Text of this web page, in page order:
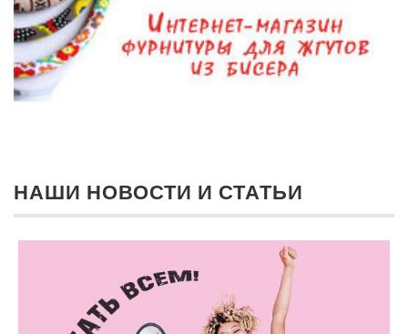
НАШИ НОВОСТИ И СТАТЬИ